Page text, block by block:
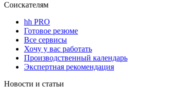
Соискателям
hh PRO
Готовое резюме
Все сервисы
Хочу у вас работать
Производственный календарь
Экспертная рекомендация
Новости и статьи